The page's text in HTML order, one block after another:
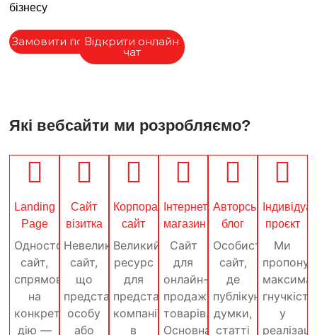
бізнесу
Замовити послугуВiдкрити онлайн
чат
Які вебсайти ми розробляємо?
Landing
Page
Односторінковий
сайт,
спрямований
на
конкретну
дію —
Сайт
візитка
Невеликий
сайт,
що
представляє
особу
або
Корпоративний
сайт
Великий
ресурс
для
представлення
компанії
в
Інтернет-
магазин
Сайт
для
онлайн-
продажу
товарів.
Основна
Авторський
блог
Особистий
сайт,
де
публікуються
думки,
статті
проєкт
Ми
гнучкість
у
реалізації